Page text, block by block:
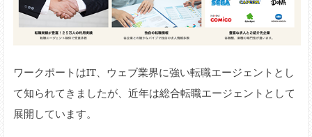
ワークポートはIT、ウェブ業界に強い転職エージェントとし
て知られてきましたが、近年は総合転職エージェントとして
展開しています。